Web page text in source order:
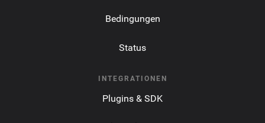
Bedingungen
Status
INTEGRATIONEN
Plugins & SDK